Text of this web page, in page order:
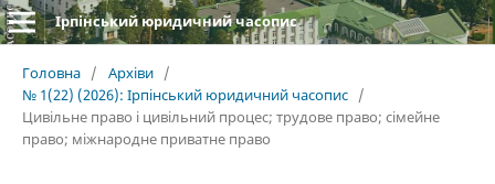
Ірпінський юридичний часопис
Головна / Архіви /
№ 1(22) (2026): Ірпінський юридичний часопис /
Цивільне право і цивільний процес; трудове право; сімейне
право; міжнародне приватне право